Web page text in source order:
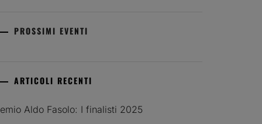
PROSSIMI EVENTI
ARTICOLI RECENTI
Aldo Fasolo: I finalisti 2025